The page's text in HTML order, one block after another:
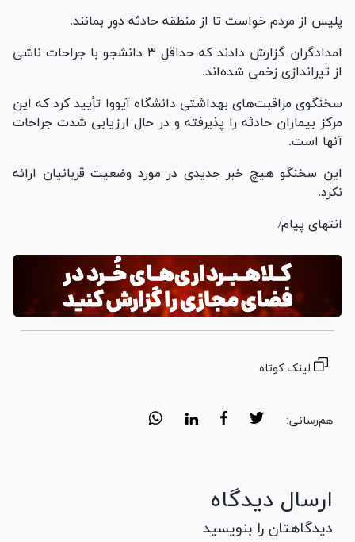
پلیس از مردم خواست تا از منطقه حادثه دور بمانند.
امدادگران گزارش دادند که حداقل ۳ دانشجو با جراحات ناشی
از تیراندازی زخمی شده‌اند.
سخنگوی مراقبت‌های بهداشتی دانشگاه آیووا تأیید کرد که این
مرکز بیماران حادثه را پذیرفته و در حال ارزیابی شدت جراحات
آنها است.
این سخنگو هیچ خبر جدیدی در مورد وضعیت قربانیان ارائه
نکرد.
انتهای پیام/
لینک کوتاه
هم‌رسانی:
ارسال دیدگاه
دیدگاهتان را بنویسید